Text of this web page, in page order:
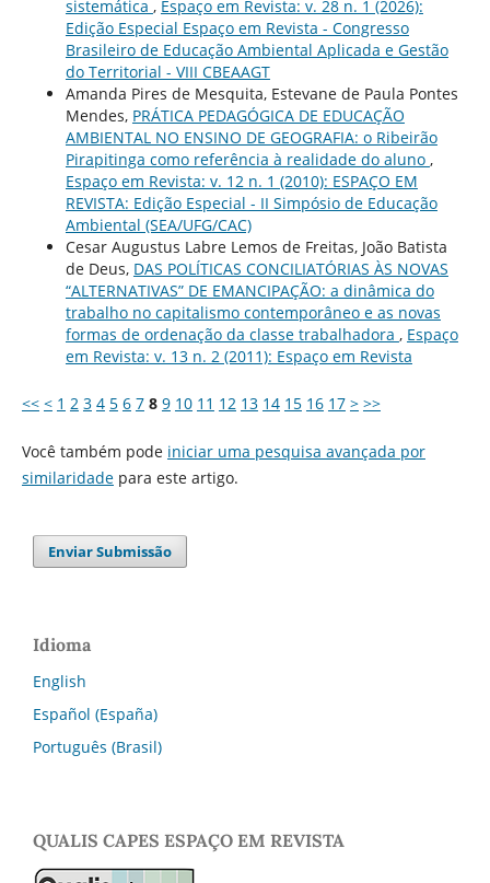
sistemática , Espaço em Revista: v. 28 n. 1 (2026):
Edição Especial Espaço em Revista - Congresso
Brasileiro de Educação Ambiental Aplicada e Gestão
do Territorial - VIII CBEAAGT
Amanda Pires de Mesquita, Estevane de Paula Pontes
Mendes, PRÁTICA PEDAGÓGICA DE EDUCAÇÃO
AMBIENTAL NO ENSINO DE GEOGRAFIA: o Ribeirão
Pirapitinga como referência à realidade do aluno ,
Espaço em Revista: v. 12 n. 1 (2010): ESPAÇO EM
REVISTA: Edição Especial - II Simpósio de Educação
Ambiental (SEA/UFG/CAC)
Cesar Augustus Labre Lemos de Freitas, João Batista
de Deus, DAS POLÍTICAS CONCILIATÓRIAS ÀS NOVAS
“ALTERNATIVAS” DE EMANCIPAÇÃO: a dinâmica do
trabalho no capitalismo contemporâneo e as novas
formas de ordenação da classe trabalhadora , Espaço
em Revista: v. 13 n. 2 (2011): Espaço em Revista
<< < 1 2 3 4 5 6 7 8 9 10 11 12 13 14 15 16 17 > >>
Você também pode iniciar uma pesquisa avançada por
similaridadepara este artigo.
Enviar Submissão
Idioma
English
Español (España)
Português (Brasil)
QUALIS CAPES ESPAÇO EM REVISTA